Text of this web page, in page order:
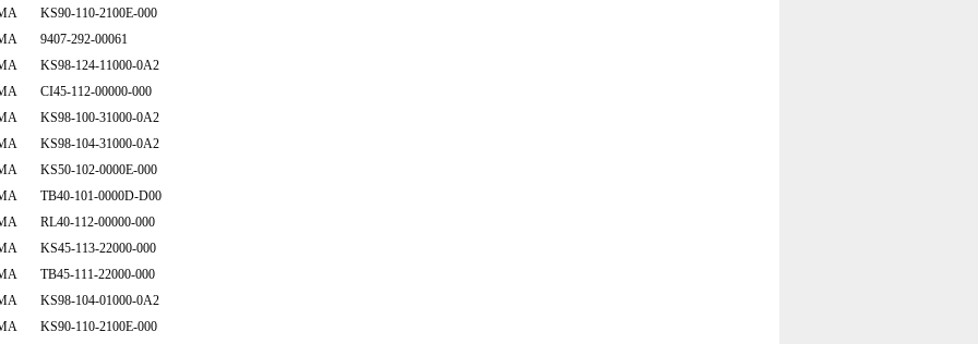
KS90-110-2100E-000
9407-292-00061
KS98-124-11000-0A2
CI45-112-00000-000
KS98-100-31000-0A2
KS98-104-31000-0A2
KS50-102-0000E-000
TB40-101-0000D-D00
RL40-112-00000-000
KS45-113-22000-000
TB45-111-22000-000
KS98-104-01000-0A2
KS90-110-2100E-000